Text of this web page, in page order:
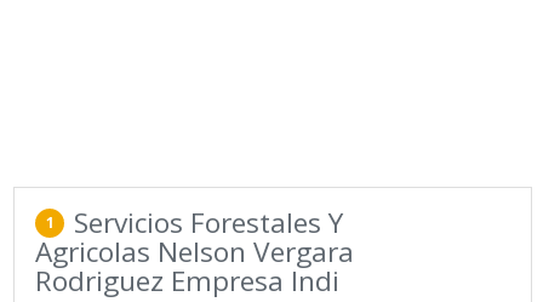
1 Servicios Forestales Y
Agricolas Nelson Vergara
Rodriguez Empresa Indi